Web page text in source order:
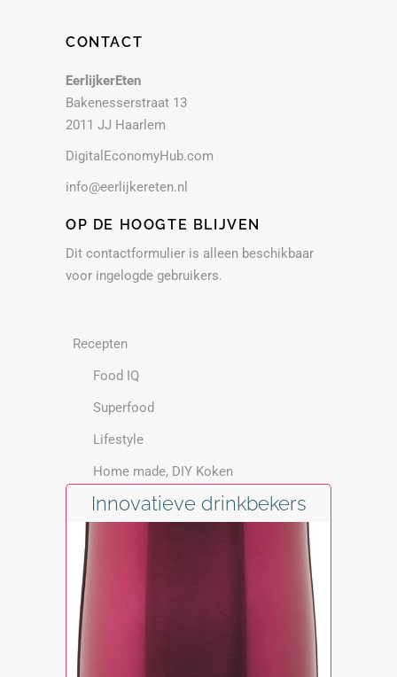
CONTACT
EerlijkerEten
Bakenesserstraat 13
2011 JJ Haarlem
DigitalEconomyHub.com
info@eerlijkereten.nl
OP DE HOOGTE BLIJVEN
Dit contactformulier is alleen beschikbaar
voor ingelogde gebruikers.
Recepten
Food IQ
Superfood
Lifestyle
Home made, DIY Koken
Innovatieve drinkbekers